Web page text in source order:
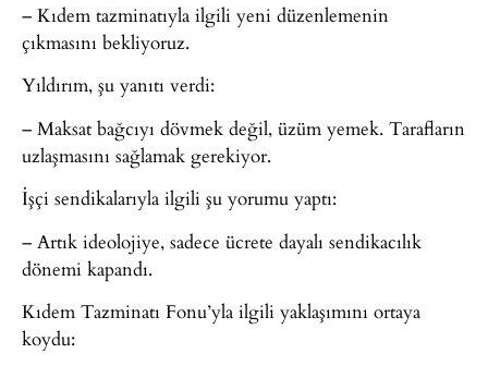
– Kıdem tazminatıyla ilgili yeni düzenlemenin
çıkmasını bekliyoruz.
Yıldırım, şu yanıtı verdi:
– Maksat bağcıyı dövmek değil, üzüm yemek. Tarafların
uzlaşmasını sağlamak gerekiyor.
İşçi sendikalarıyla ilgili şu yorumu yaptı:
– Artık ideolojiye, sadece ücrete dayalı sendikacılık
dönemi kapandı.
Kıdem Tazminatı Fonu’yla ilgili yaklaşımını ortaya
koydu: